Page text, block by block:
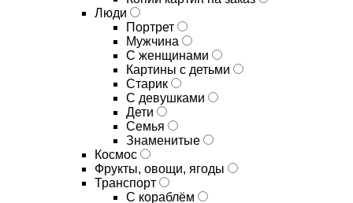
Люди
Портрет
Мужчина
С женщинами
Картины с детьми
Старик
С девушками
Дети
Семья
Знаменитые
Космос
Фрукты, овощи, ягоды
Транспорт
С кораблём